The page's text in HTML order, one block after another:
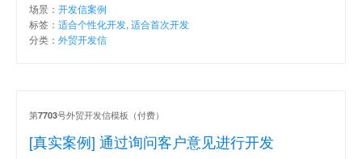
场景： 开发信案例
标签： 适合个性化开发, 适合首次开发
分类： 外贸开发信
[真实案例] 通过询问客户意见进行开发
第7703号外贸开发信模板（付费）